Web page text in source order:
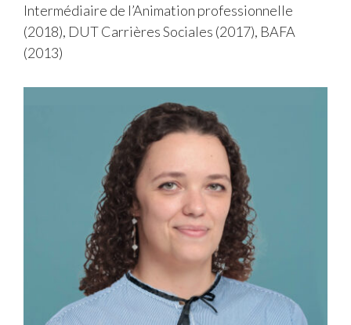
Intermédiaire de l’Animation professionnelle
(2018), DUT Carrières Sociales (2017), BAFA
(2013)